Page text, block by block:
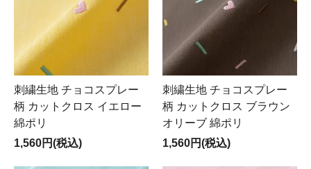
刺繍生地 チョコスプレー
柄 カットクロス イエロー
綿ポリ
1,560円(税込)
刺繍生地 チョコスプレー
柄 カットクロス ブラウン
オリーブ 綿ポリ
1,560円(税込)